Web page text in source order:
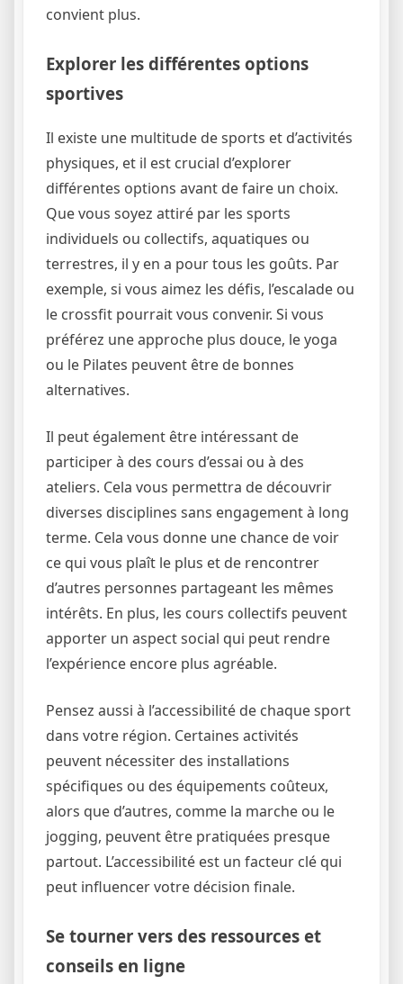
convient plus.
Explorer les différentes options
sportives
Il existe une multitude de sports et d’activités
physiques, et il est crucial d’explorer
différentes options avant de faire un choix.
Que vous soyez attiré par les sports
individuels ou collectifs, aquatiques ou
terrestres, il y en a pour tous les goûts. Par
exemple, si vous aimez les défis, l’escalade ou
le crossfit pourrait vous convenir. Si vous
préférez une approche plus douce, le yoga
ou le Pilates peuvent être de bonnes
alternatives.
Il peut également être intéressant de
participer à des cours d’essai ou à des
ateliers. Cela vous permettra de découvrir
diverses disciplines sans engagement à long
terme. Cela vous donne une chance de voir
ce qui vous plaît le plus et de rencontrer
d’autres personnes partageant les mêmes
intérêts. En plus, les cours collectifs peuvent
apporter un aspect social qui peut rendre
l’expérience encore plus agréable.
Pensez aussi à l’accessibilité de chaque sport
dans votre région. Certaines activités
peuvent nécessiter des installations
spécifiques ou des équipements coûteux,
alors que d’autres, comme la marche ou le
jogging, peuvent être pratiquées presque
partout. L’accessibilité est un facteur clé qui
peut influencer votre décision finale.
Se tourner vers des ressources et
conseils en ligne